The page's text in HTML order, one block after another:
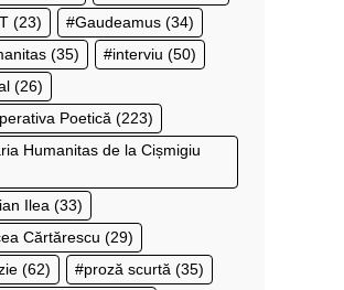
(23) Gaudeamus (34)
(35) interviu (50)
(26)
Poetică (223)
Humanitas de la Cișmigiu
Ilea (33)
Cărtărescu (29)
(62) proză scurtă (35)